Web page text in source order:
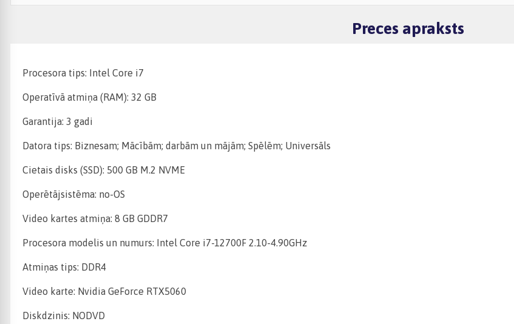
Preces apraksts
Procesora tips: Intel Core i7
Operatīvā atmiņa (RAM): 32 GB
Garantija: 3 gadi
Datora tips: Biznesam; Mācībām; darbām un mājām; Spēlēm; Universāls
Cietais disks (SSD): 500 GB M.2 NVME
Operētājsistēma: no-OS
Video kartes atmiņa: 8 GB GDDR7
Procesora modelis un numurs: Intel Core i7-12700F 2.10-4.90GHz
Atmiņas tips: DDR4
Video karte: Nvidia GeForce RTX5060
Diskdzinis: NODVD